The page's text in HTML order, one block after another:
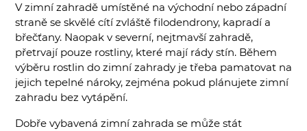
V zimní zahradě umístěné na východní nebo západní
straně se skvělé cítí zvláště filodendrony, kapradí a
břečťany. Naopak v severní, nejtmavší zahradě,
přetrvají pouze rostliny, které mají rády stín. Během
výběru rostlin do zimní zahrady je třeba pamatovat na
jejich tepelné nároky, zejména pokud plánujete zimní
zahradu bez vytápění.
Dobře vybavená zimní zahrada se může stát